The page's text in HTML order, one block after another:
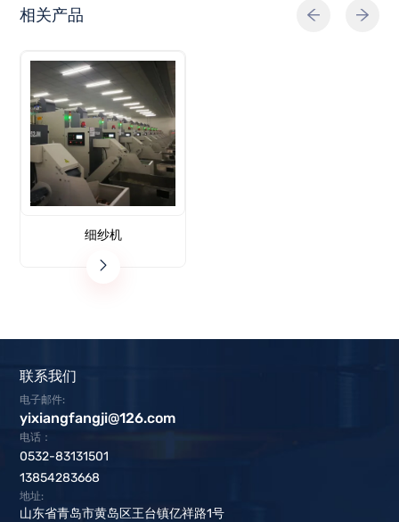
相关产品
细纱机
联系我们
电子邮件:
yixiangfangji@126.com
电话：
0532-83131501
13854283668
地址:
山东省青岛市黄岛区王台镇亿祥路1号